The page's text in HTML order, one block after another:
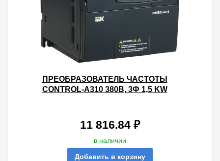
ПРЕОБРАЗОВАТЕЛЬ ЧАСТОТЫ
CONTROL-A310 380В, 3Ф 1,5 KW
11 816.84 ₽
в наличии
Добавить в корзину